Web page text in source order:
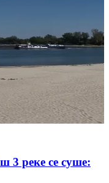
3 реке се суше: